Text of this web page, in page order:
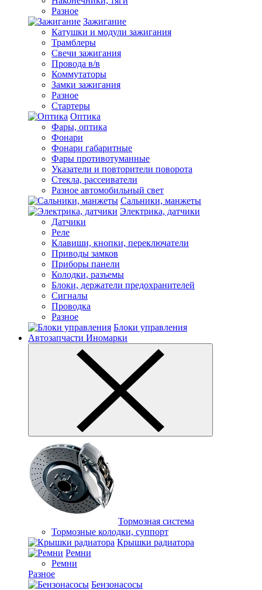
Разное
Зажигание
Катушки и модули зажигания
Трамблеры
Свечи зажигания
Провода в/в
Коммутаторы
Замки зажигания
Разное
Стартеры
Оптика
Фары, оптика
Фонари
Фонари габаритные
Фары противотуманные
Указатели и повторители поворота
Стекла, рассеиватели
Разное автомобильный свет
Сальники, манжеты
Электрика, датчики
Датчики
Реле
Клавиши, кнопки, переключатели
Приводы замков
Приборы панели
Колодки, разъемы
Блоки, держатели предохранителей
Сигналы
Проводка
Разное
Блоки управления
Автозапчасти Иномарки
Тормозная система
Тормозные колодки, суппорт
Крышки радиатора
Ремни
Ремни
Разное
Бензонасосы